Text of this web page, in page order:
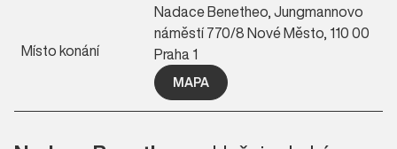
Místo konání
Nadace Benetheo, Jungmannovo
náměstí 770/8 Nové Město, 110 00
Praha 1
MAPA